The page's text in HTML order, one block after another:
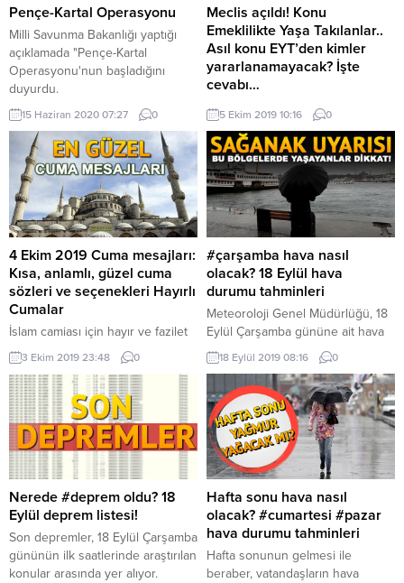
olarak savaşa çağrılan Matan
Meir’in öldüğünün duyurulması,
İsrail televizyon...
ihtiyacını da karşılayacak şekilde
tasarlandı. Bünyesinde, poliklinik,
çocuk yuvası, rehabilitasyon ve
sosyal...
Pençe-Kartal Operasyonu
Milli Savunma Bakanlığı yaptığı
açıklamada "Pençe-Kartal
Operasyonu'nun başladığını
duyurdu.
15 Haziran 2020 07:27 0
Meclis açıldı! Konu
Emeklilikte Yaşa Takılanlar..
Asıl konu EYT’den kimler
yararlanamayacak? İşte
cevabı…
Emeklilikte Yaşa Takılanlar'la ilgili
detaylar ortaya çıkmaya başladı.
Prim günü ve yaşla ilgili problemi
olanlar EYT kanunu çıksa da
emekli olmayacaklar
5 Ekim 2019 10:16 0
4 Ekim 2019 Cuma mesajları:
Kısa, anlamlı, güzel cuma
sözleri ve seçenekleri Hayırlı
Cumalar
İslam camiası için hayır ve fazilet
dolu cuma günü, Müslümanlar
tarafından her hafta olduğu gibi
bu hafta da ibadetlerle idrak
edilecek. Bu manevi güzelliklerle
dolu cuma gününde, birçok
vatandaşlar yakınlarına ve
sevdiklerine kısa, anlamlı, güzel
seçenekleri ile araştırılan cuma
mesajlarını göndererek iyi
dileklerde bulacak. SMS ve mobil
telefon uygulamalarından
gönderilen...
3 Ekim 2019 23:48 0
#çarşamba hava nasıl
olacak? 18 Eylül hava
durumu tahminleri
Meteoroloji Genel Müdürlüğü, 18
Eylül Çarşamba gününe ait hava
durumu tahminlerini paylaştı.
Yapılan değerlendirmelere göre,
hafta ortasında Doğu Karadeniz
ve Doğu Anadolu bölgelerinde
sağanak yağış etkili olacak. Hava
sıcaklığında ise önemli bir
değişiklik yaşanmayacak. Peki,
bugün hava nasıl olacak? İşte,
İstanbul, Ankara, İzmir ve diğer
illerin hava durumu tahminleri.
18 Eylül 2019 08:16 0
Nerede #deprem oldu? 18
Eylül deprem listesi!
Son depremler, 18 Eylül Çarşamba
gününün ilk saatlerinde araştırılan
konular arasında yer alıyor.
Hafta sonu hava nasıl
olacak? #cumartesi #pazar
hava durumu tahminleri
Hafta sonunun gelmesi ile
beraber, vatandaşların hava